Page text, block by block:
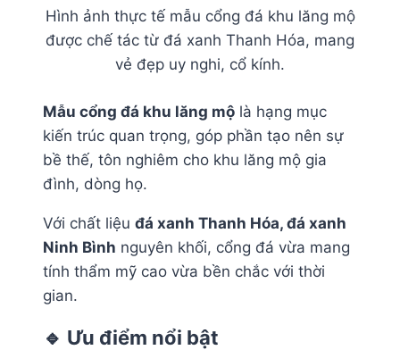
Hình ảnh thực tế mẫu cổng đá khu lăng mộ
được chế tác từ đá xanh Thanh Hóa, mang
vẻ đẹp uy nghi, cổ kính.
Mẫu cổng đá khu lăng mộ là hạng mục
kiến trúc quan trọng, góp phần tạo nên sự
bề thế, tôn nghiêm cho khu lăng mộ gia
đình, dòng họ.
Với chất liệu đá xanh Thanh Hóa, đá xanh
Ninh Bình nguyên khối, cổng đá vừa mang
tính thẩm mỹ cao vừa bền chắc với thời
gian.
🔹 Ưu điểm nổi bật